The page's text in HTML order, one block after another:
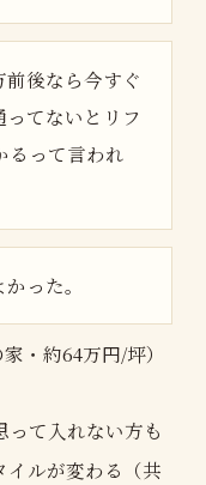
前後なら今すぐ
てないとリフ
るって言われ
った。
・約64万円/坪）
て入れない方も
イルが変わる（共